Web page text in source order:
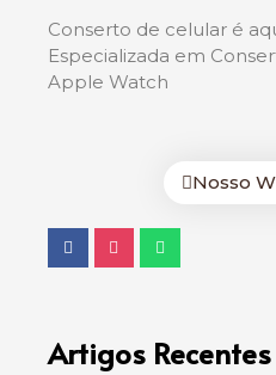
Conserto de celular é
Especializada em
Apple Watch
Nosso
Artigos Recentes